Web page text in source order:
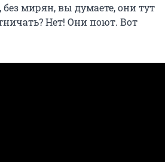
без мирян, вы думаете, они тут
Нет! Они поют. Вот